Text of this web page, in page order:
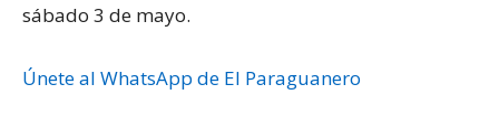
sábado 3 de mayo.
Únete al WhatsApp de El Paraguanero